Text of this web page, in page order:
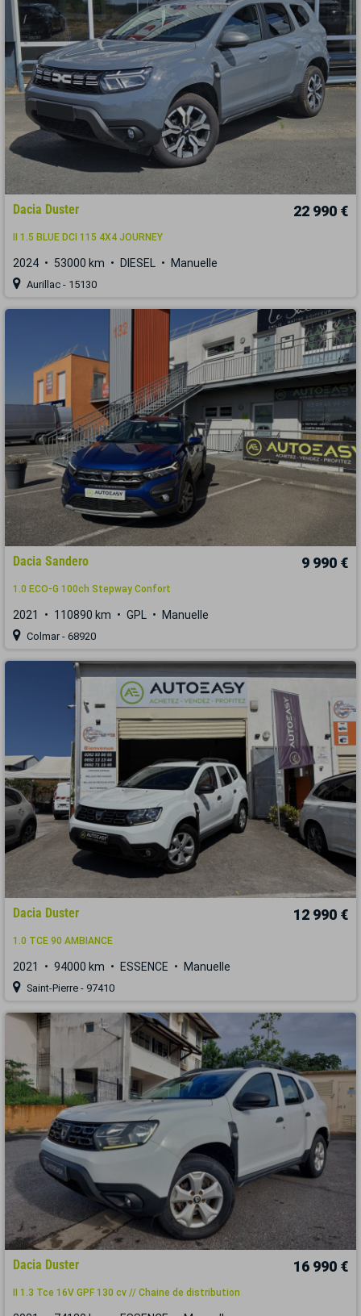
Dacia Duster 22 990 €
II 1.5 BLUE DCI 115 4X4 JOURNEY
2024 53000 km DIESEL Manuelle
Aurillac - 15130
Dacia Sandero 9 990 €
1.0 ECO-G 100ch Stepway Confort
2021 110890 km GPL Manuelle
Colmar - 68920
Dacia Duster 12 990 €
1.0 TCE 90 AMBIANCE
2021 94000 km ESSENCE Manuelle
Saint-Pierre - 97410
Dacia Duster 16 990 €
II 1.3 Tce 16V GPF 130 cv // Chaine de distribution